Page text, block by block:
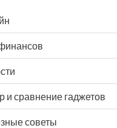
и сравнение гаджетов
советы